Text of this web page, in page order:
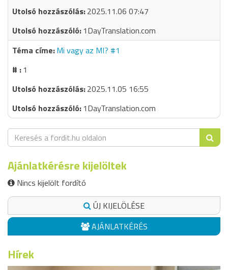
2025.11.06 07:47
1DayTranslation.com
Mi vagy az MI? #1
1
2025.11.05 16:55
1DayTranslation.com
Ajánlatkérésre kijelöltek
Nincs kijelölt fordító
ÚJ KIJELÖLÉSE
AJÁNLATKÉRÉS
Hírek